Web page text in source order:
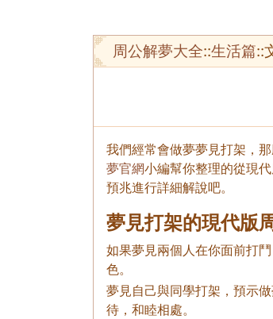
周公解夢大全::生活篇::
我們經常會做夢夢見打架，
夢官網小編幫你整理的從現
預兆進行詳細解說吧。
夢見打架的現代版
如果夢見兩個人在你面前打
色。
夢見自己與同學打架，預示
待，和睦相處。